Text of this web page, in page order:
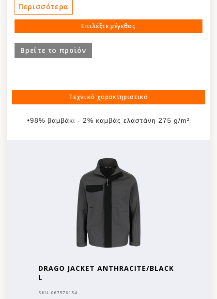
•EN ISO 13688:2013
Περισσότερα
Επιλέξτε μέγεθος
Βρείτε το προϊόν
Τεχνικά χαρακτηριστικά
•98% βαμβάκι - 2% καμβάς ελαστάνη 275 g/m²
DRAGO JACKET ANTHRACITE/BLACK
L
SKU: 067576134